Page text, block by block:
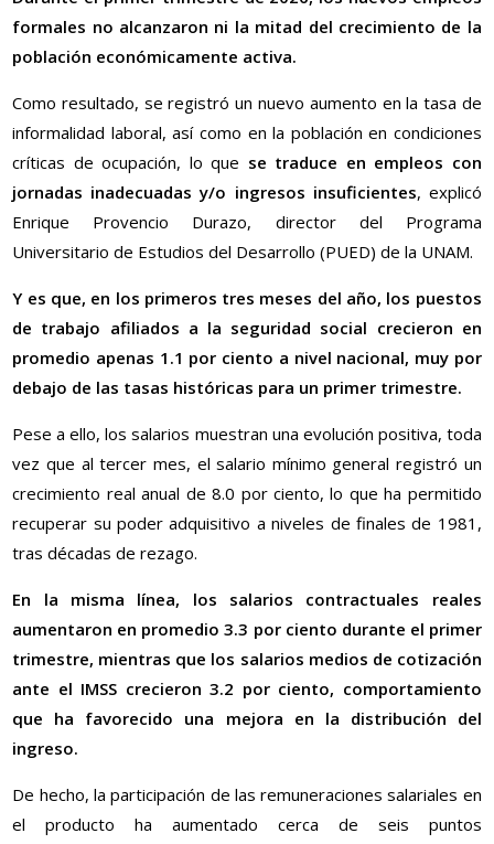
formales no alcanzaron ni la mitad del crecimiento de la
población económicamente activa.
Como resultado, se registró un nuevo aumento en la tasa de
informalidad laboral, así como en la población en condiciones
críticas de ocupación, lo que se traduce en empleos con
jornadas inadecuadas y/o ingresos insuficientes, explicó
Enrique Provencio Durazo, director del Programa
Universitario de Estudios del Desarrollo (PUED) de la UNAM.
Y es que, en los primeros tres meses del año, los puestos
de trabajo afiliados a la seguridad social crecieron en
promedio apenas 1.1 por ciento a nivel nacional, muy por
debajo de las tasas históricas para un primer trimestre.
Pese a ello, los salarios muestran una evolución positiva, toda
vez que al tercer mes, el salario mínimo general registró un
crecimiento real anual de 8.0 por ciento, lo que ha permitido
recuperar su poder adquisitivo a niveles de finales de 1981,
tras décadas de rezago.
En la misma línea, los salarios contractuales reales
aumentaron en promedio 3.3 por ciento durante el primer
trimestre, mientras que los salarios medios de cotización
ante el IMSS crecieron 3.2 por ciento, comportamiento
que ha favorecido una mejora en la distribución del
ingreso.
De hecho, la participación de las remuneraciones salariales en
el producto ha aumentado cerca de seis puntos